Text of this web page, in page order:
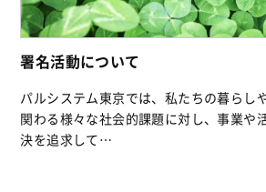
署名活動について
パルシステム東京では、私たちの暮らし
関わる様々な社会的課題に対し、事業や
決を追求して…